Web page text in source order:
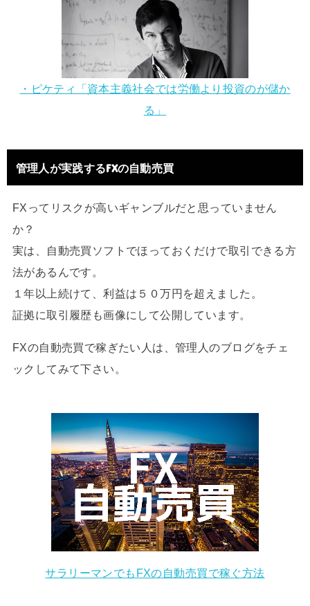
・ピケティ「資本主義社会では労働より投資のが儲か
る」
管理人が実践するFXの自動売買
FXってリスクが高いギャンブルだと思っていません
か？
実は、自動売買ソフトでほっておくだけで取引できる方
法があるんです。
１年以上続けて、利益は５０万円を超えました。
証拠に取引履歴も画像にして公開しています。
FXの自動売買で稼ぎたい人は、管理人のブログをチェ
ックしてみて下さい。
サラリーマンでもFXの自動売買で稼ぐ方法